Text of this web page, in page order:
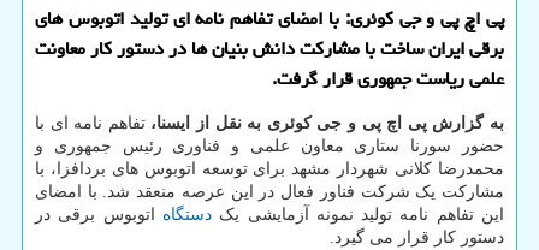
پی اچ پی و جی کوئری: با امضای تفاهم نامه ای تولید اتوبوس های
برقی ایران ساخت با مشارکت دانش بنیان ها در دستور کار معاونت
علمی ریاست جمهوری قرار گرفت.
به گزارش پی اچ پی و جی کوئری به نقل از ایسنا،تفاهم نامه ای با
حضور سورنا ستاری معاون علمی و فناوری رئیس جمهوری و
محمدرضا کلانی شهردار مشهد برای توسعه اتوبوس های بردافزا، با
مشارکت یک شرکت فناور فعال در این عرصه منعقد شد. با امضای
این تفاهم نامه تولید نمونه آزمایشی یکدستگاه اتوبوس برقی در
دستور کار قرار می گیرد.